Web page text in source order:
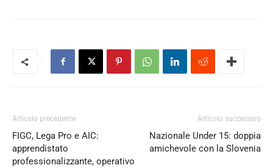
Articolo precedente
FIGC, Lega Pro e AIC:
apprendistato
professionalizzante, operativo
Articolo successivo
Nazionale Under 15: doppia
amichevole con la Slovenia